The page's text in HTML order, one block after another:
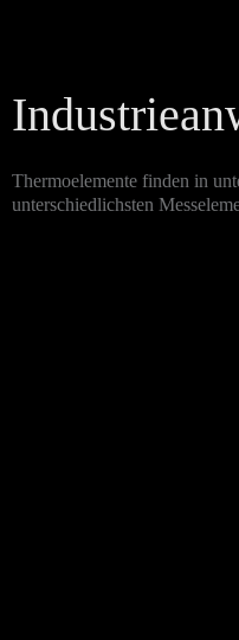
Thermoelemente finden in
unterschiedlichsten